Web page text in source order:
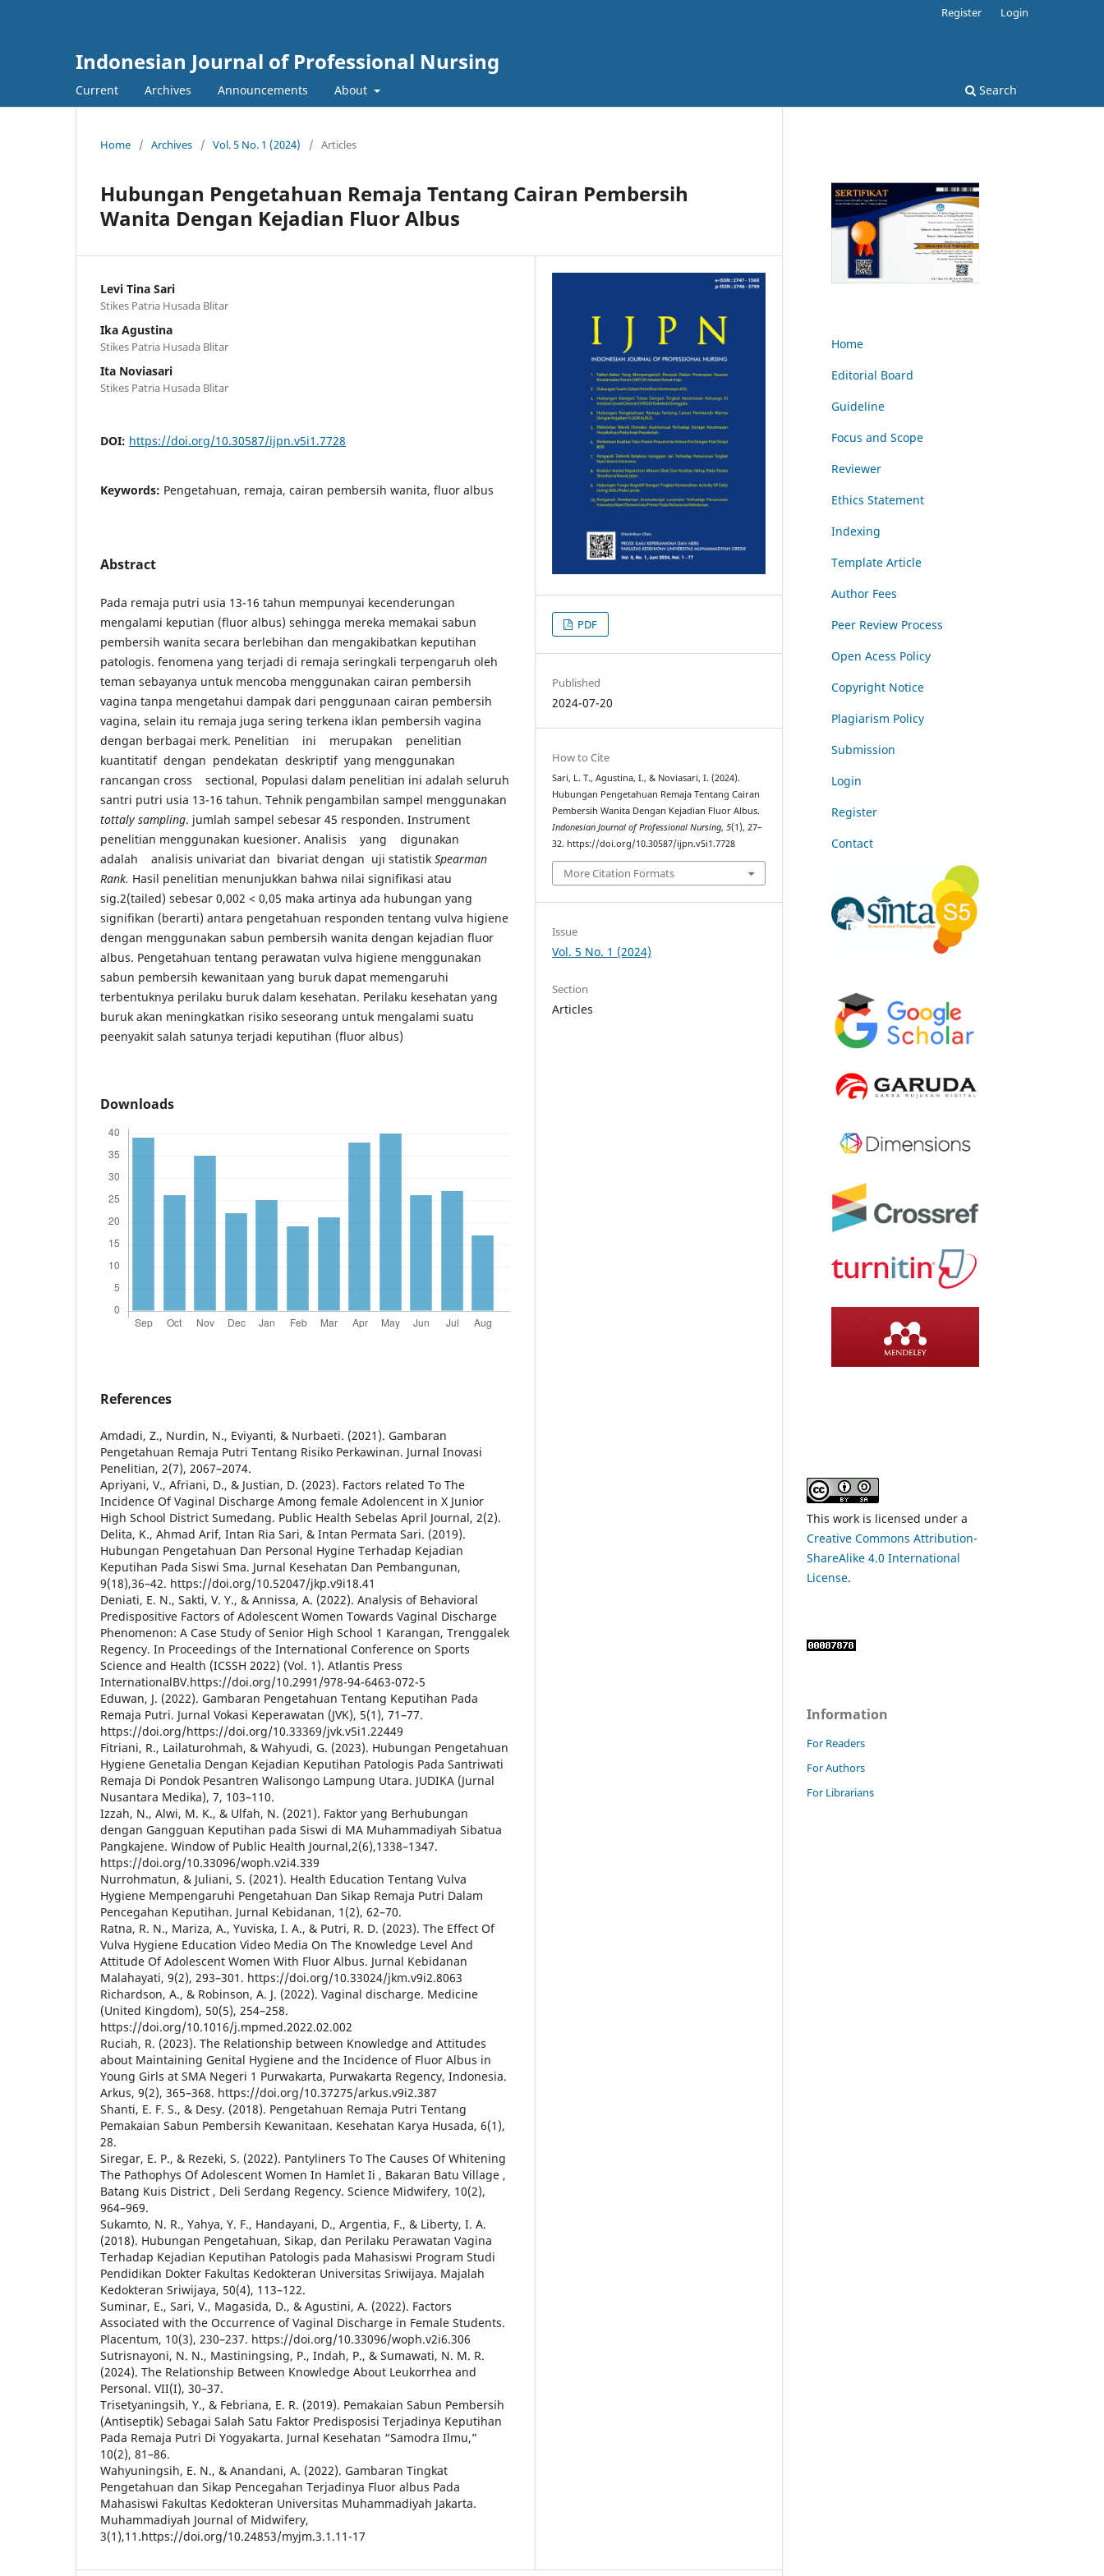
Indonesian Journal of Professional Nursing
Current Archives Announcements About Search
Register Login
Home / Archives / Vol. 5 No. 1 (2024) / Articles
Hubungan Pengetahuan Remaja Tentang Cairan Pembersih
Wanita Dengan Kejadian Fluor Albus
Levi Tina Sari
Stikes Patria Husada Blitar
Ika Agustina
Stikes Patria Husada Blitar
Ita Noviasari
Stikes Patria Husada Blitar
DOI: https://doi.org/10.30587/ijpn.v5i1.7728
Keywords: Pengetahuan, remaja, cairan pembersih wanita, fluor albus
Abstract
Pada remaja putri usia 13-16 tahun mempunyai kecenderungan
mengalami keputian (fluor albus) sehingga mereka memakai sabun
pembersih wanita secara berlebihan dan mengakibatkan keputihan
patologis. fenomena yang terjadi di remaja seringkali terpengaruh oleh
teman sebayanya untuk mencoba menggunakan cairan pembersih
vagina tanpa mengetahui dampak dari penggunaan cairan pembersih
vagina, selain itu remaja juga sering terkena iklan pembersih vagina
dengan berbagai merk. Penelitian ini merupakan penelitian
kuantitatif dengan pendekatan deskriptif yang menggunakan
rancangan cross sectional, Populasi dalam penelitian ini adalah seluruh
santri putri usia 13-16 tahun. Tehnik pengambilan sampel menggunakan
tottaly sampling. jumlah sampel sebesar 45 responden. Instrument
penelitian menggunakan kuesioner. Analisis yang digunakan
adalah analisis univariat dan bivariat dengan uji statistik Spearman
Rank. Hasil penelitian menunjukkan bahwa nilai signifikasi atau
sig.2(tailed) sebesar 0,002 < 0,05 maka artinya ada hubungan yang
signifikan (berarti) antara pengetahuan responden tentang vulva higiene
dengan menggunakan sabun pembersih wanita dengan kejadian fluor
albus. Pengetahuan tentang perawatan vulva higiene menggunakan
sabun pembersih kewanitaan yang buruk dapat memengaruhi
terbentuknya perilaku buruk dalam kesehatan. Perilaku kesehatan yang
buruk akan meningkatkan risiko seseorang untuk mengalami suatu
peenyakit salah satunya terjadi keputihan (fluor albus)
Downloads
References
Amdadi, Z., Nurdin, N., Eviyanti, & Nurbaeti. (2021). Gambaran
Pengetahuan Remaja Putri Tentang Risiko Perkawinan. Jurnal Inovasi
Penelitian, 2(7), 2067–2074.
Apriyani, V., Afriani, D., & Justian, D. (2023). Factors related To The
Incidence Of Vaginal Discharge Among female Adolencent in X Junior
High School District Sumedang. Public Health Sebelas April Journal, 2(2).
Delita, K., Ahmad Arif, Intan Ria Sari, & Intan Permata Sari. (2019).
Hubungan Pengetahuan Dan Personal Hygine Terhadap Kejadian
Keputihan Pada Siswi Sma. Jurnal Kesehatan Dan Pembangunan,
9(18),36–42. https://doi.org/10.52047/jkp.v9i18.41
Deniati, E. N., Sakti, V. Y., & Annissa, A. (2022). Analysis of Behavioral
Predispositive Factors of Adolescent Women Towards Vaginal Discharge
Phenomenon: A Case Study of Senior High School 1 Karangan, Trenggalek
Regency. In Proceedings of the International Conference on Sports
Science and Health (ICSSH 2022) (Vol. 1). Atlantis Press
InternationalBV.https://doi.org/10.2991/978-94-6463-072-5
Eduwan, J. (2022). Gambaran Pengetahuan Tentang Keputihan Pada
Remaja Putri. Jurnal Vokasi Keperawatan (JVK), 5(1), 71–77.
https://doi.org/https://doi.org/10.33369/jvk.v5i1.22449
Fitriani, R., Lailaturohmah, & Wahyudi, G. (2023). Hubungan Pengetahuan
Hygiene Genetalia Dengan Kejadian Keputihan Patologis Pada Santriwati
Remaja Di Pondok Pesantren Walisongo Lampung Utara. JUDIKA (Jurnal
Nusantara Medika), 7, 103–110.
Izzah, N., Alwi, M. K., & Ulfah, N. (2021). Faktor yang Berhubungan
dengan Gangguan Keputihan pada Siswi di MA Muhammadiyah Sibatua
Pangkajene. Window of Public Health Journal,2(6),1338–1347.
https://doi.org/10.33096/woph.v2i4.339
Nurrohmatun, & Juliani, S. (2021). Health Education Tentang Vulva
Hygiene Mempengaruhi Pengetahuan Dan Sikap Remaja Putri Dalam
Pencegahan Keputihan. Jurnal Kebidanan, 1(2), 62–70.
Ratna, R. N., Mariza, A., Yuviska, I. A., & Putri, R. D. (2023). The Effect Of
Vulva Hygiene Education Video Media On The Knowledge Level And
Attitude Of Adolescent Women With Fluor Albus. Jurnal Kebidanan
Malahayati, 9(2), 293–301. https://doi.org/10.33024/jkm.v9i2.8063
Richardson, A., & Robinson, A. J. (2022). Vaginal discharge. Medicine
(United Kingdom), 50(5), 254–258.
https://doi.org/10.1016/j.mpmed.2022.02.002
Ruciah, R. (2023). The Relationship between Knowledge and Attitudes
about Maintaining Genital Hygiene and the Incidence of Fluor Albus in
Young Girls at SMA Negeri 1 Purwakarta, Purwakarta Regency, Indonesia.
Arkus, 9(2), 365–368. https://doi.org/10.37275/arkus.v9i2.387
Shanti, E. F. S., & Desy. (2018). Pengetahuan Remaja Putri Tentang
Pemakaian Sabun Pembersih Kewanitaan. Kesehatan Karya Husada, 6(1),
28.
Siregar, E. P., & Rezeki, S. (2022). Pantyliners To The Causes Of Whitening
The Pathophys Of Adolescent Women In Hamlet Ii , Bakaran Batu Village ,
Batang Kuis District , Deli Serdang Regency. Science Midwifery, 10(2),
964–969.
Sukamto, N. R., Yahya, Y. F., Handayani, D., Argentia, F., & Liberty, I. A.
(2018). Hubungan Pengetahuan, Sikap, dan Perilaku Perawatan Vagina
Terhadap Kejadian Keputihan Patologis pada Mahasiswi Program Studi
Pendidikan Dokter Fakultas Kedokteran Universitas Sriwijaya. Majalah
Kedokteran Sriwijaya, 50(4), 113–122.
Suminar, E., Sari, V., Magasida, D., & Agustini, A. (2022). Factors
Associated with the Occurrence of Vaginal Discharge in Female Students.
Placentum, 10(3), 230–237. https://doi.org/10.33096/woph.v2i6.306
Sutrisnayoni, N. N., Mastiningsing, P., Indah, P., & Sumawati, N. M. R.
(2024). The Relationship Between Knowledge About Leukorrhea and
Personal. VII(I), 30–37.
Trisetyaningsih, Y., & Febriana, E. R. (2019). Pemakaian Sabun Pembersih
(Antiseptik) Sebagai Salah Satu Faktor Predisposisi Terjadinya Keputihan
Pada Remaja Putri Di Yogyakarta. Jurnal Kesehatan “Samodra Ilmu,”
10(2), 81–86.
Wahyuningsih, E. N., & Anandani, A. (2022). Gambaran Tingkat
Pengetahuan dan Sikap Pencegahan Terjadinya Fluor albus Pada
Mahasiswi Fakultas Kedokteran Universitas Muhammadiyah Jakarta.
Muhammadiyah Journal of Midwifery,
3(1),11.https://doi.org/10.24853/myjm.3.1.11-17
PDF
Published
2024-07-20
How to Cite
Sari, L. T., Agustina, I., & Noviasari, I. (2024).
Hubungan Pengetahuan Remaja Tentang Cairan
Pembersih Wanita Dengan Kejadian Fluor Albus.
Indonesian Journal of Professional Nursing,5(1), 27–
32. https://doi.org/10.30587/ijpn.v5i1.7728
More Citation Formats
Issue
Vol. 5 No. 1 (2024)
Section
Articles
Home
Editorial Board
Guideline
Focus and Scope
Reviewer
Ethics Statement
Indexing
Template Article
Author Fees
Peer Review Process
Open Acess Policy
Copyright Notice
Plagiarism Policy
Submission
Login
Register
Contact
This work is licensed under a
Creative Commons Attribution-
ShareAlike 4.0 International
License.
Information
For Readers
For Authors
For Librarians